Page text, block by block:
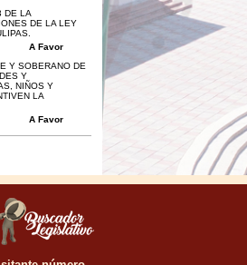
DE LA
DE LA LEY
A Favor
Y SOBERANO DE
Y
NIÑOS Y
LA
A Favor